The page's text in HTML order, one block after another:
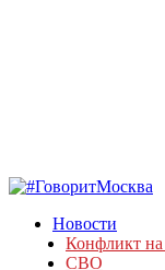
Новости
Конфликт
СВО